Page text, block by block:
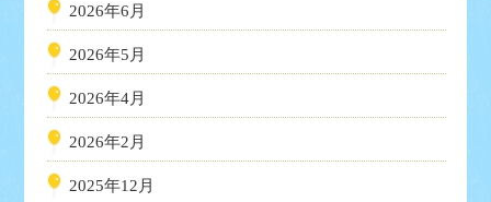
2026年6月
2026年5月
2026年4月
2026年2月
2025年12月